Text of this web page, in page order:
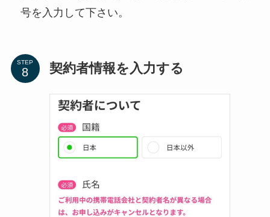
号を入力して下さい。
STEP 契約者情報を入力する